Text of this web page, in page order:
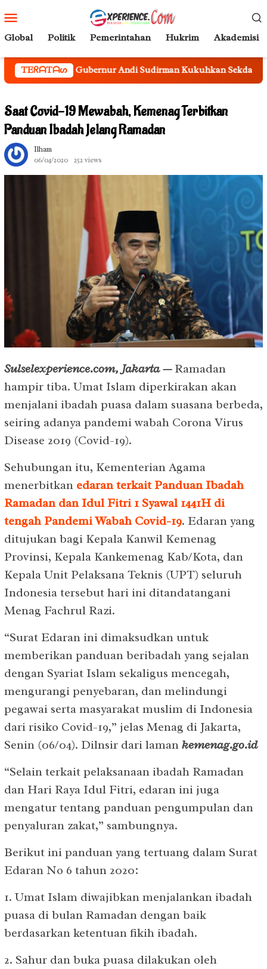
ke
kontenMobile
Global Politik Pemerintahan Hukrim Akademisi
TEᖇᗩTᗩᔕ
Andi Sudirman Kukuhkan Sekda Sulsel Sebagai Ketua Tim
Saat Covid-19 Mewabah, Kemenag Terbitkan
Panduan Ibadah Jelang Ramadan
Ilham
06/04/2020
252 views
Sulselexperience.com, Jakarta — Ramadan
hampir tiba. Umat Islam diperkirakan akan
menjalani ibadah puasa dalam suasana berbeda,
seiring adanya pandemi wabah Corona Virus
Disease 2019 (Covid-19).
Sehubungan itu, Kementerian Agama
menerbitkan edaran terkait Panduan Ibadah
Ramadan dan Idul Fitri 1 Syawal 1441H di
tengah Pandemi Wabah Covid-19. Edaran yang
ditujukan bagi Kepala Kanwil Kemenag
Provinsi, Kepala Kankemenag Kab/Kota, dan
Kepala Unit Pelaksana Teknis (UPT) seluruh
Indonesia tersebut hari ini ditandatangani
Menag Fachrul Razi.
“Surat Edaran ini dimaksudkan untuk
memberikan panduan beribadah yang sejalan
dengan Syariat Islam sekaligus mencegah,
mengurangi penyebaran, dan melindungi
pegawai serta masyarakat muslim di Indonesia
dari risiko Covid-19,” jelas Menag di Jakarta,
Senin (06/04). Dilnsir dari laman kemenag.go.id
“Selain terkait pelaksanaan ibadah Ramadan
dan Hari Raya Idul Fitri, edaran ini juga
mengatur tentang panduan pengumpulan dan
penyaluran zakat,” sambungnya.
Berikut ini panduan yang tertuang dalam Surat
Edaran No 6 tahun 2020:
1. Umat Islam diwajibkan menjalankan ibadah
puasa di bulan Ramadan dengan baik
berdasarkan ketentuan fikih ibadah.
2. Sahur dan buka puasa dilakukan oleh